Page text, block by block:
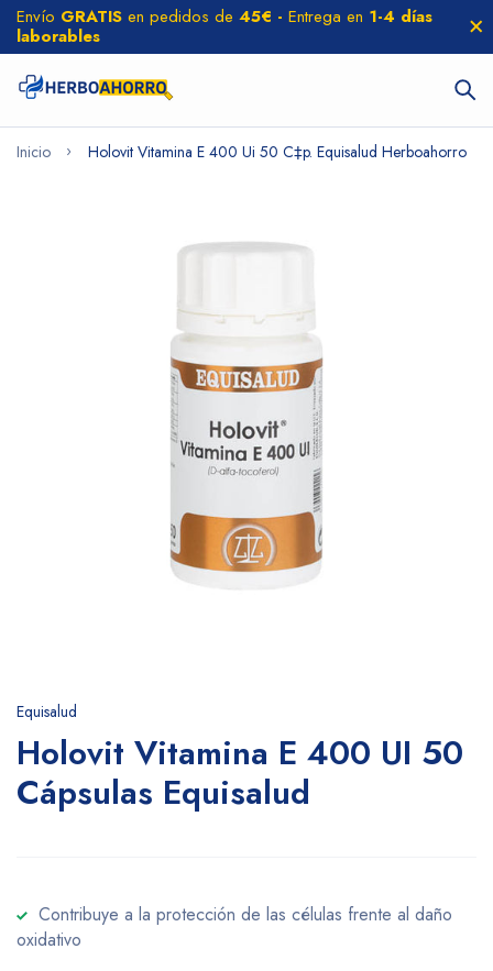
Envío GRATIS en pedidos de 45€ - Entrega en 1-4 días
laborables
Inicio Holovit Vitamina E 400 Ui 50 C‡p. Equisalud Herboahorro
Equisalud
Holovit Vitamina E 400 UI 50
Cápsulas Equisalud
Contribuye a la protección de las células frente al daño
oxidativo